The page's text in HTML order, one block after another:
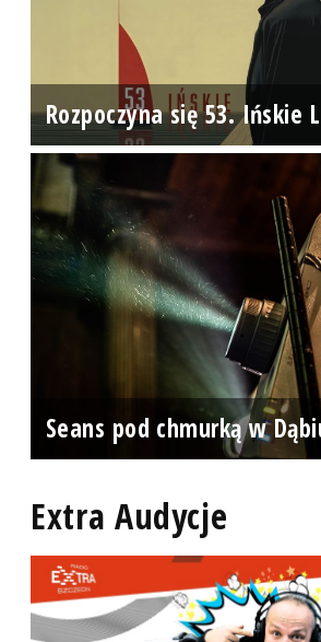
Rozpoczyna się 53. Ińskie
Seans pod chmurką w
Extra Audycje